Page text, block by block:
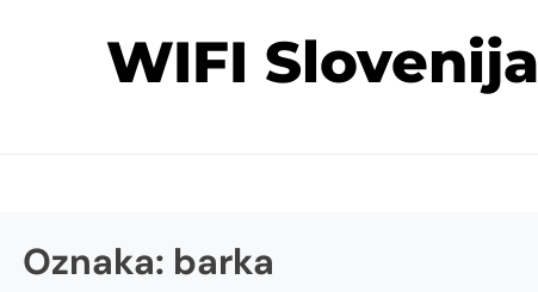
WIFI Slovenija
Oznaka: barka